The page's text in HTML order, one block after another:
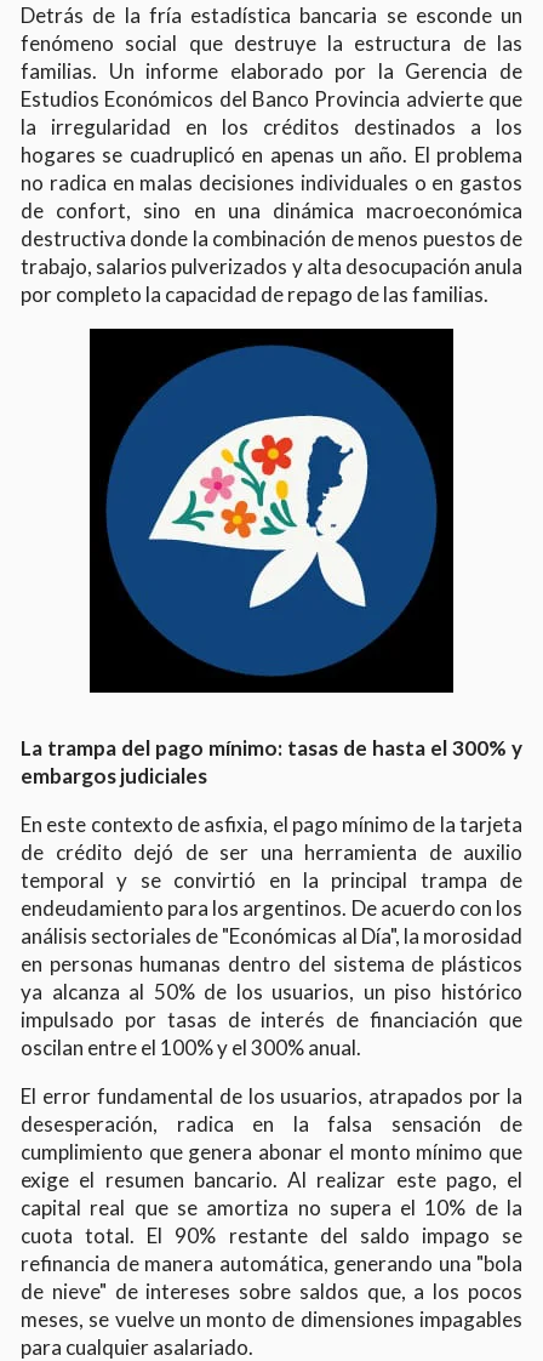
Detrás de la fría estadística bancaria se esconde un
fenómeno social que destruye la estructura de las
familias. Un informe elaborado por la Gerencia de
Estudios Económicos del Banco Provincia advierte que
la irregularidad en los créditos destinados a los
hogares se cuadruplicó en apenas un año. El problema
no radica en malas decisiones individuales o en gastos
de confort, sino en una dinámica macroeconómica
destructiva donde la combinación de menos puestos de
trabajo, salarios pulverizados y alta desocupación anula
por completo la capacidad de repago de las familias.
La trampa del pago mínimo: tasas de hasta el 300% y
embargos judiciales
En este contexto de asfixia, el pago mínimo de la tarjeta
de crédito dejó de ser una herramienta de auxilio
temporal y se convirtió en la principal trampa de
endeudamiento para los argentinos. De acuerdo con los
análisis sectoriales de "Económicas al Día", la morosidad
en personas humanas dentro del sistema de plásticos
ya alcanza al 50% de los usuarios, un piso histórico
impulsado por tasas de interés de financiación que
oscilan entre el 100% y el 300% anual.
El error fundamental de los usuarios, atrapados por la
desesperación, radica en la falsa sensación de
cumplimiento que genera abonar el monto mínimo que
exige el resumen bancario. Al realizar este pago, el
capital real que se amortiza no supera el 10% de la
cuota total. El 90% restante del saldo impago se
refinancia de manera automática, generando una "bola
de nieve" de intereses sobre saldos que, a los pocos
meses, se vuelve un monto de dimensiones impagables
para cualquier asalariado.